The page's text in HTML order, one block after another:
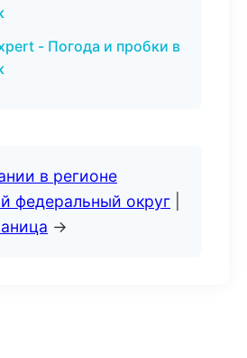
- Погода и пробки в
в регионе
федеральный округ
→